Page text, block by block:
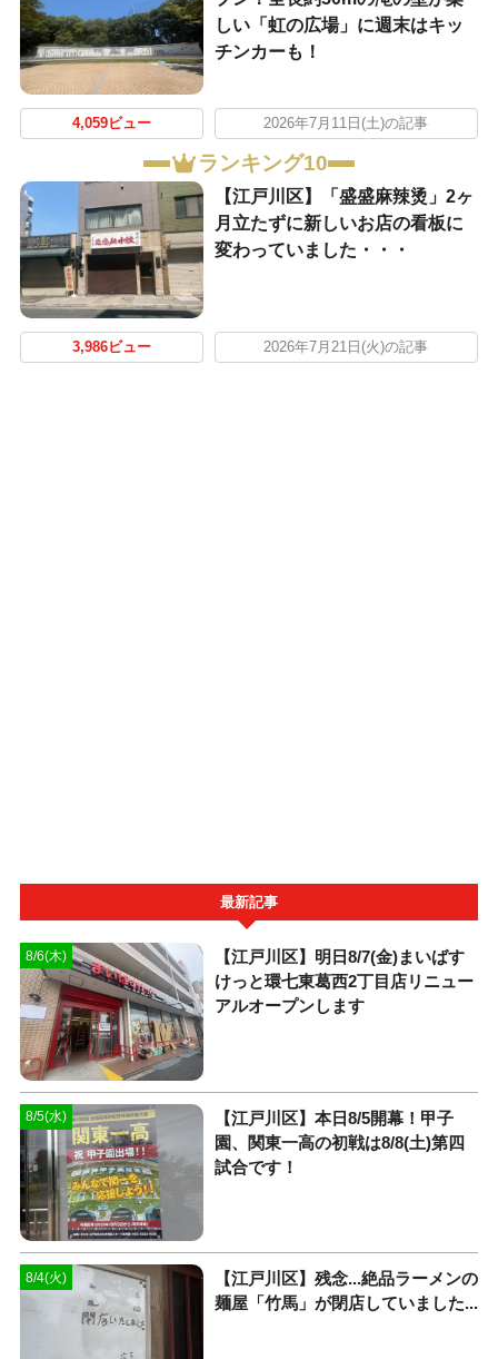
しい「虹の広場」に週末はキッ
チンカーも！
4,059ビュー 2026年7月11日(土)の記事
ランキング10
【江戸川区】「盛盛麻辣烫」2ヶ
月立たずに新しいお店の看板に
変わっていました・・・
3,986ビュー 2026年7月21日(火)の記事
最新記事
8/6(木)
【江戸川区】明日8/7(金)まいばす
けっと環七東葛西2丁目店リニュー
アルオープンします
8/5(水)
【江戸川区】本日8/5開幕！甲子
園、関東一高の初戦は8/8(土)第四
試合です！
8/4(火)
【江戸川区】残念...絶品ラーメンの
麺屋「竹馬」が閉店していました...